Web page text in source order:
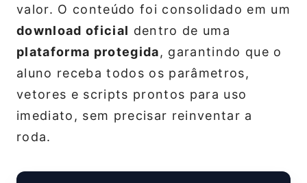
valor. O conteúdo foi consolidado em um
download oficial dentro de uma
plataforma protegida, garantindo que o
aluno receba todos os parâmetros,
vetores e scripts prontos para uso
imediato, sem precisar reinventar a
roda.